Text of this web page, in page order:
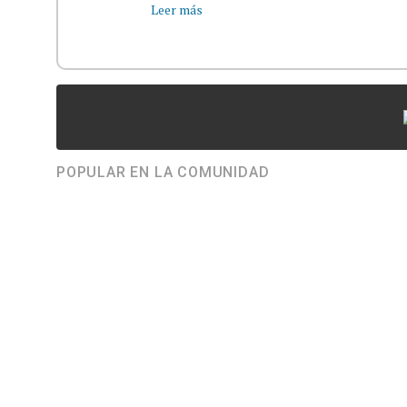
Leer más
POPULAR EN LA COMUNIDAD